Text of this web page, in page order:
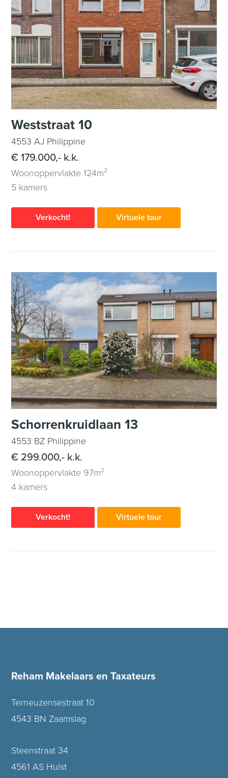
Weststraat 10
4553 AJ Philippine
€ 179.000,- k.k.
Woonoppervlakte 124m²
5 kamers
Verkocht! Virtuele tour
Schorrenkruidlaan 13
4553 BZ Philippine
€ 299.000,- k.k.
Woonoppervlakte 97m²
4 kamers
Verkocht! Virtuele tour
Reham Makelaars en Taxateurs
Terneuzensestraat 10
4543 BN Zaamslag
Steenstraat 34
4561 AS Hulst